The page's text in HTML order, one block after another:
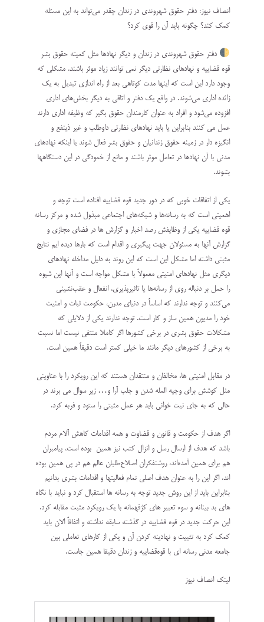
انصاف نیوز: دفتر حقوق شهروندی در زندان چقدر می‌تواند به این مسئله
کمک کند؟ چگونه باید آن را قوی کرد؟
دفتر حقوق شهروندی در زندان و دیگر نهادها مثل کمیته حقوق بشر
قوه قضاییه و نهادهای نظارتی دیگر نمی توانند زیاد موثر باشند. مشکلی که
وجود دارد این است که اینها مدت کوتاهی بعد از راه اندازی تبدیل به یک
زائده اداری می‌شوند. در واقع یک دفتر و اتاقی به دیگر بخش‌های اداری
افزوده می‌شود و افراد به عنوان کارمندان حقوق بگیر که وظیفه اداری دارند
عمل می کنند بنابراین یا باید نهادهای نظارتی داوطلب و غیر ذینفع و
انگیزه دار در زمینه حقوق زندانیان و حقوق بشر فعال شوند یا اینکه نهادهای
مدنی با آن نهادها در تعامل موثر باشند و مانع از خمودگی در این دستگاهها
بشوند.
یکی از اتفاقات خوبی که در دور جدید قوه قضاییه افتاده است توجه و
اهمیتی است که به رسانه‌ها و شبکه‌های اجتماعی مبذول شده و مرکز رسانه
قوه قضاییه یکی از وظایفش رصد اخبار و گزارش ها در فضای مجازی و
گزارش آنها به مسئولان جهت پیگیری و اقدام است که بارها دیده ایم نتایج
مثبتی داشته اما مشکل این است که این روند به دلیل مداخله نهادهای
دیگری مثل نهادهای امنیتی معمولاً با مشکل مواجه است و آنها این شیوه
را حمل بر دنباله روی از رسانه‌ها یا تاثیرپذیری، انفعال و عقب‌نشینی
می‌کنند و توجه ندارند که اساساً در دنیای مدرن، حکومت ثبات و امنیت
خود را مدیون همین ساز و کار است. توجه ندارند یکی از دلایلی که
مشکلات حقوق بشری در برخی کشورها اگر کاملا منتفی نیست اما نسبت
به برخی از کشورهای دیگر مانند ما خیلی کمتر است دقیقاً همین است.
در مقابل امنیتی ها، مخالفان و منتقدان هستند که این رویکرد را با عناوینی
مثل کوشش برای وجیه المله شدن و جلب آرا و… زیر سوال می برند در
حالی که به جای نیت خوانی باید هر عمل مثبتی را ستود و فربه کرد.
اگر هدف از حکومت و قانون و قضاوت و همه اقدامات کاهش آلام مردم
باشد که هدف از ارسال رسل و انزال کتب نیز همین بوده است، پیامبران
هم برای همین آمده‌اند، روشنفکران اصلاح‌طلبان عالم هم در پی همین بوده
اند، اگر این را به عنوان هدف اصلی تمام فعالیتها و اقدامات بشری بدانیم
بنابراین باید از این روش جدید توجه به رسانه ها استقبال کرد و نباید با نگاه
های بد بینانه و سوء تعبیر های کژفهمانه با یک رویکرد مثبت مقابله کرد.
این حرکت جدید در قوه قضاییه در گذشته سابقه نداشته و اتفاقاً الان باید
کمک کرد به تثبیت و نهادینه کردن آن و یکی از کارهای تعاملی بین
جامعه مدنی رسانه ای با قوه‌قضاییه و زندان دقیقا همین جاست.
لینک انصاف نیوز